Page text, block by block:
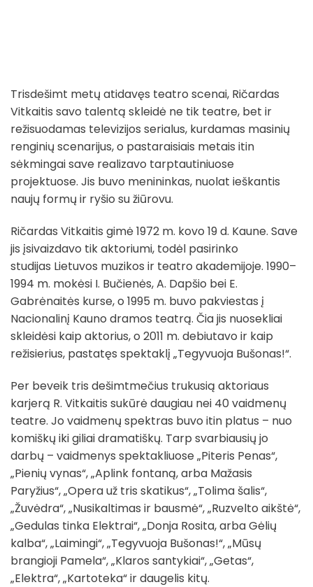
Trisdešimt metų atidavęs teatro scenai, Ričardas
Vitkaitis savo talentą skleidė ne tik teatre, bet ir
režisuodamas televizijos serialus, kurdamas masinių
renginių scenarijus, o pastaraisiais metais itin
sėkmingai save realizavo tarptautiniuose
projektuose. Jis buvo menininkas, nuolat ieškantis
naujų formų ir ryšio su žiūrovu.
Ričardas Vitkaitis gimė 1972 m. kovo 19 d. Kaune. Save
jis įsivaizdavo tik aktoriumi, todėl pasirinko
studijas Lietuvos muzikos ir teatro akademijoje. 1990–
1994 m. mokėsi I. Bučienės, A. Dapšio bei E.
Gabrėnaitės kurse, o 1995 m. buvo pakviestas į
Nacionalinį Kauno dramos teatrą. Čia jis nuosekliai
skleidėsi kaip aktorius, o 2011 m. debiutavo ir kaip
režisierius, pastatęs spektaklį „Tegyvuoja Bušonas!“.
Per beveik tris dešimtmečius trukusią aktoriaus
karjerą R. Vitkaitis sukūrė daugiau nei 40 vaidmenų
teatre. Jo vaidmenų spektras buvo itin platus – nuo
komiškų iki giliai dramatiškų. Tarp svarbiausių jo
darbų – vaidmenys spektakliuose „Piteris Penas“,
„Pienių vynas“, „Aplink fontaną, arba Mažasis
Paryžius“, „Opera už tris skatikus“, „Tolima šalis“,
„Žuvėdra“, „Nusikaltimas ir bausmė“, „Ruzvelto aikštė“,
„Gedulas tinka Elektrai“, „Donja Rosita, arba Gėlių
kalba“, „Laimingi“, „Tegyvuoja Bušonas!“, „Mūsų
brangioji Pamela“, „Klaros santykiai“, „Getas“,
„Elektra“, „Kartoteka“ ir daugelis kitų.